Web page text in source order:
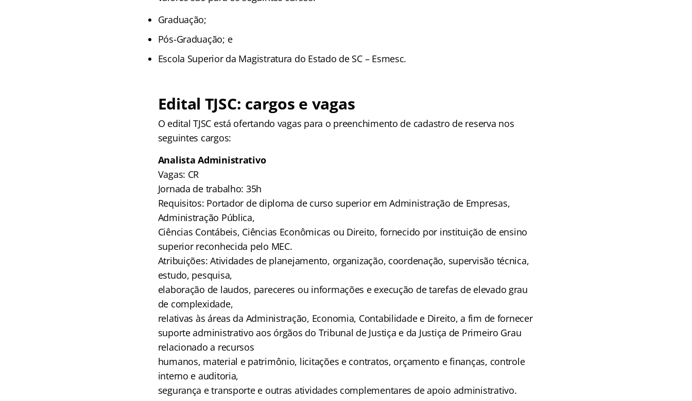
Graduação;
Pós-Graduação; e
Escola Superior da Magistratura do Estado de SC – Esmesc.
Edital TJSC: cargos e vagas
O edital TJSC está ofertando vagas para o preenchimento de cadastro de reserva nos
seguintes cargos:
Analista Administrativo
Vagas: CR
Jornada de trabalho: 35h
Requisitos: Portador de diploma de curso superior em Administração de Empresas,
Administração Pública,
Ciências Contábeis, Ciências Econômicas ou Direito, fornecido por instituição de ensino
superior reconhecida pelo MEC.
Atribuições: Atividades de planejamento, organização, coordenação, supervisão técnica,
estudo, pesquisa,
elaboração de laudos, pareceres ou informações e execução de tarefas de elevado grau
de complexidade,
relativas às áreas da Administração, Economia, Contabilidade e Direito, a fim de fornecer
suporte administrativo aos órgãos do Tribunal de Justiça e da Justiça de Primeiro Grau
relacionado a recursos
humanos, material e patrimônio, licitações e contratos, orçamento e finanças, controle
interno e auditoria,
segurança e transporte e outras atividades complementares de apoio administrativo.